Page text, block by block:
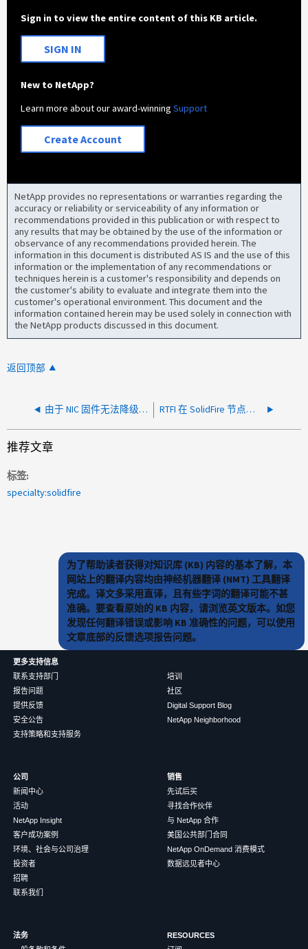
Sign in to view the entire content of this KB article.
SIGN IN
New to NetApp?
Learn more about our award-winningSupport
Create Account
NetApp provides no representations or warranties regarding the
accuracy or reliability or serviceability of any information or
recommendations provided in this publication or with respect to
any results that may be obtained by the use of the information or
observance of any recommendations provided herein. The
information in this document is distributed AS IS and the use of this
information or the implementation of any recommendations or
techniques herein is a customer's responsibility and depends on
the customer's ability to evaluate and integrate them into the
customer's operational environment. This document and the
information contained herein may be used solely in connection with
the NetApp products discussed in this document.
返回顶部
由于 NIC 固件无法降级， RTFI 失败 RTFI 在 SolidFire 节点上失败，出现 UnhandledError pid=1 脚本“${ROOT_DRIVE_REAL}”
推荐文章
标签
specialty:solidfire
为了帮助读者获得对知识库 (KB) 内容的基本了解，本
网站上的翻译内容均由神经机器翻译 (NMT) 工具翻译
完成。译文多采用直译，且有些字词的翻译可能不甚
准确。要查看原始的 KB 内容，请浏览英文版本。如您
发现任何翻译错误或影响 KB 准确性的问题，可以使用
文章底部的反馈选项报告问题。
更多支持信息
联系支持部门
报告问题
提供反馈
安全公告
支持策略和支持服务
培训
社区
Digital Support Blog
NetApp Neighborhood
公司
新闻中心
活动
NetApp Insight
客户成功案例
环境、社会与公司治理
投资者
招聘
联系我们
销售
先试后买
寻找合作伙伴
与 NetApp 合作
美国公共部门合同
NetApp OnDemand 消费模式
数据远见者中心
法务
RESOURCES